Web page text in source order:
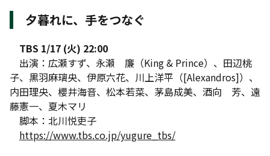
夕暮れに、手をつなぐ
TBS 1/17 (火) 22:00
出演：広瀬すず、永瀬 廉（King & Prince）、田辺桃
子、黒羽麻璃央、伊原六花、川上洋平（[Alexandros]）、
内田理央、櫻井海音、松本若菜、茅島成美、酒向 芳、遠
藤憲一、夏木マリ
脚本：北川悦吏子
https://www.tbs.co.jp/yugure_tbs/